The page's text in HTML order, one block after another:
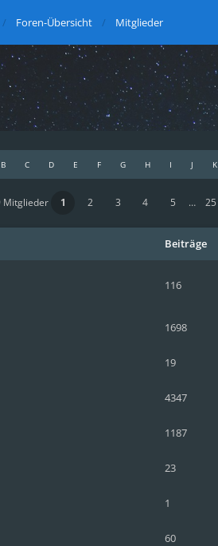
Foren-Übersicht Mitglieder
B C D E F G H I J K
Mitglieder 1 2 3 4 5 … 25
Beiträge
116
1698
19
4347
1187
23
1
60